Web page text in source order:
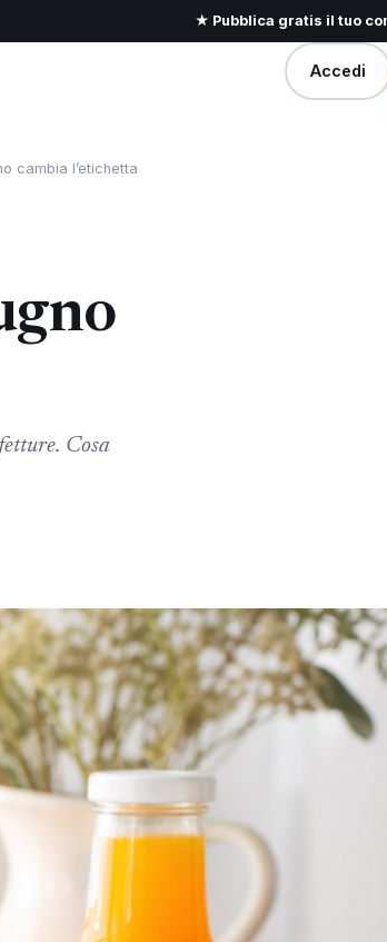
★ Pubblica gratis il tuo
Accedi
cambia l’etichetta
Cosa